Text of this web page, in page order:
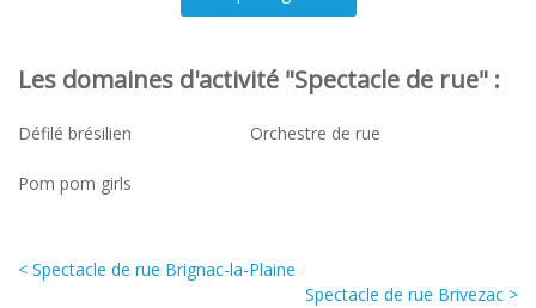
Les domaines d'activité "Spectacle de rue" :
Défilé brésilien Orchestre de rue
Pom pom girls
< Spectacle de rue Brignac-la-Plaine
Spectacle de rue Brivezac >